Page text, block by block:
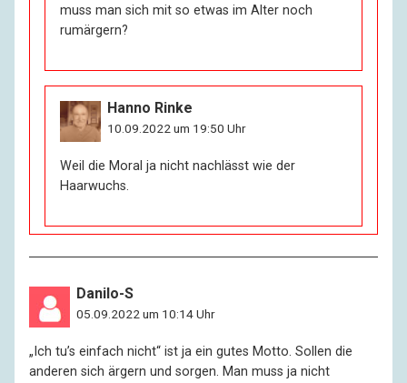
muss man sich mit so etwas im Alter noch
rumärgern?
Hanno Rinke
10.09.2022 um 19:50 Uhr
Weil die Moral ja nicht nachlässt wie der
Haarwuchs.
Danilo-S
05.09.2022 um 10:14 Uhr
„Ich tu’s einfach nicht“ ist ja ein gutes Motto. Sollen die
anderen sich ärgern und sorgen. Man muss ja nicht